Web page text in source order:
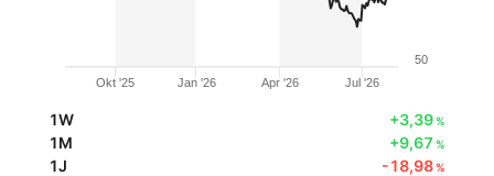
Okt '25 Jan '26 Apr '26 Jul '26
50
1W +3,39%
1M +9,67 %
1J -18,98%